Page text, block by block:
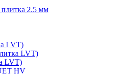
2.5 мм
LVT)
LVT)
LVT)
HV